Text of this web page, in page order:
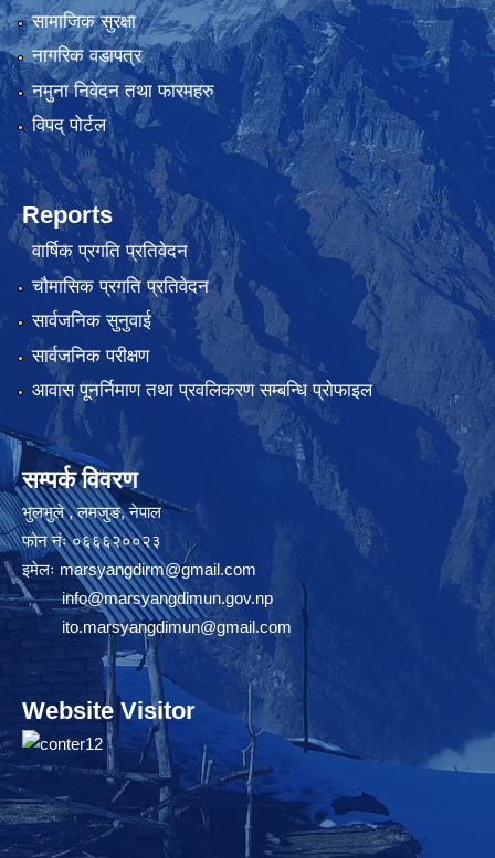
सामाजिक सुरक्षा
नागरिक वडापत्र
नमुना निवेदन तथा फारमहरु
विपद् पोर्टल
Reports
वार्षिक प्रगति प्रतिवेदन
चौमासिक प्रगति प्रतिवेदन
सार्वजनिक सुनुवाई
सार्वजनिक परीक्षण
आवास पूनर्निमाण तथा प्रवलिकरण सम्बन्धि प्रोफाइल
सम्पर्क विवरण
भुलभुले , लमजुङ, नेपाल
फोन नंः ०६६६२००२३
इमेलः marsyangdirm@gmail.com
info@marsyangdimun.gov.np
ito.marsyangdimun@gmail.com
Website Visitor